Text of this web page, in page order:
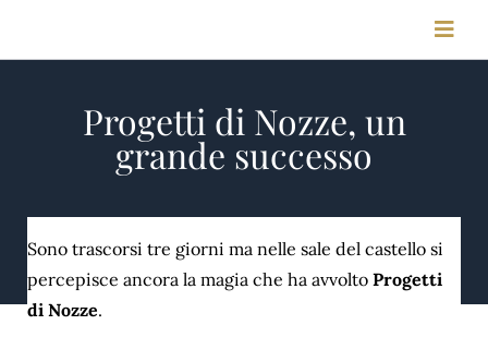
MEETING & CONGRESSI
Progetti di Nozze, un
grande successo
Sono trascorsi tre giorni ma nelle sale del castello si
percepisce ancora la magia che ha avvolto Progetti
di Nozze.